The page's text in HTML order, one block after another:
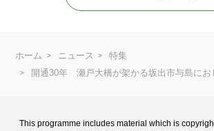
ホーム ニュース
特集
開通30年 瀬戸大橋が架かる坂出市与島に
This programme includes material which is